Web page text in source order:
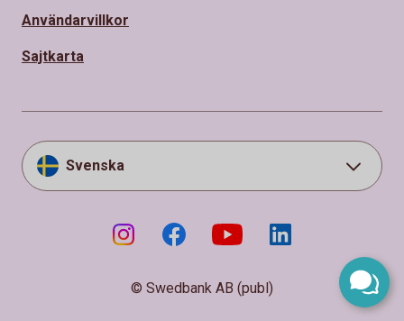
Användarvillkor
Sajtkarta
Svenska
© Swedbank AB (publ)